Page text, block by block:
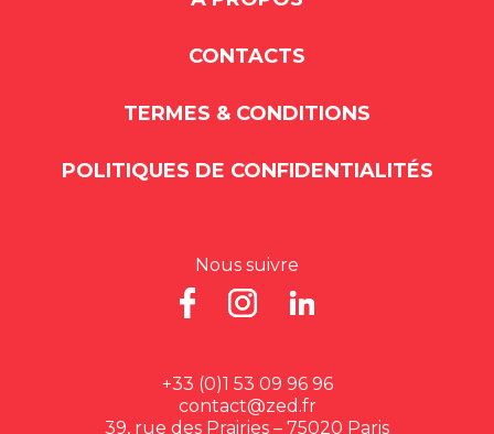
CONTACTS
TERMES & CONDITIONS
POLITIQUES DE CONFIDENTIALITÉS
Nous suivre
+33 (0)1 53 09 96 96
contact@zed.fr
39, rue des Prairies – 75020 Paris